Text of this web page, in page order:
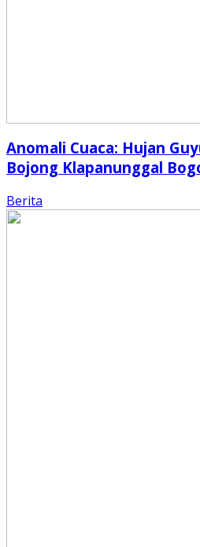
Anomali Cuaca: Hujan
Bojong Klapanunggal
Berita